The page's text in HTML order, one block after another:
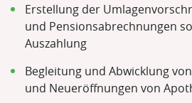
Erstellung der
und Pensionsabrechnungen
Auszahlung
Begleitung und Abwicklung
und Neueröffnungen von